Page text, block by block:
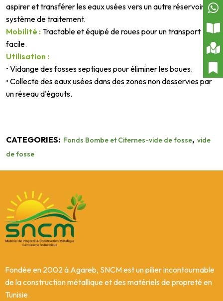
aspirer et transférer les eaux usées vers un autre réservoir ou
système de traitement.
Mobilité : Tractable et équipé de roues pour un transport
facile.
Utilisation :
• Vidange des fosses septiques pour éliminer les boues.
• Collecte des eaux usées dans des zones non desservies par
un réseau d’égouts.
CATEGORIES: Fonds Bombe et Citernes-vide de fosse, vide
de fosse
Fondée en 2002 à Agareb, SNCM est un pilier incontournable
de la construction métallique et des matériels de propreté en
Tunisie.